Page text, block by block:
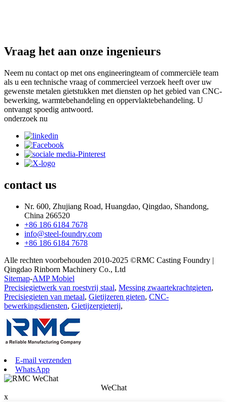
Vraag het aan onze ingenieurs
Neem nu contact op met ons engineeringteam of commerciële team
als u een technische vraag of commercieel verzoek heeft over uw
gewenste metalen gietstukken met diensten op het gebied van CNC-
bewerking, warmtebehandeling en oppervlaktebehandeling. U
ontvangt spoedig antwoord.
onderzoek nu
contact us
Nr. 600, Zhujiang Road, Huangdao, Qingdao, Shandong,
China 266520
+86 186 6184 7678
info@steel-foundry.com
+86 186 6184 7678
Alle rechten voorbehouden 2010-2025 ©RMC Casting Foundry |
Qingdao Rinborn Machinery Co., Ltd
Sitemap-AMP Mobiel
Precisiegietwerk van roestvrij staal, Messing zwaartekrachtgieten,
Precisiegieten van metaal, Gietijzeren gieten, CNC-
bewerkingsdiensten, Gietijzergieterij,
E-mail verzenden
WhatsApp
WeChat
x